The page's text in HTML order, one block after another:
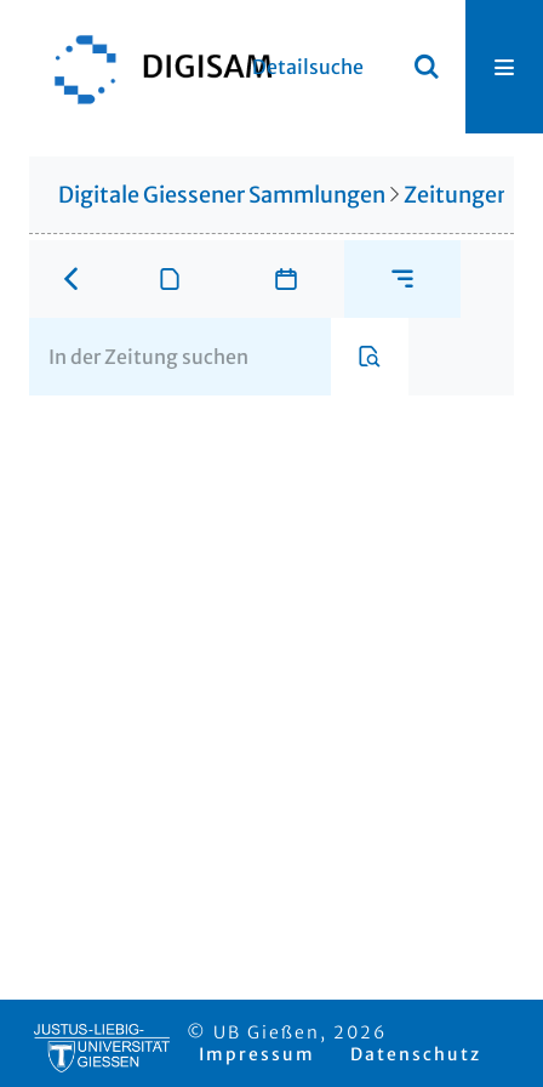
Detailsuche
Digitale Giessener Sammlungen Zeitungen
© UB Gießen, 2026
Impressum
Datenschutz